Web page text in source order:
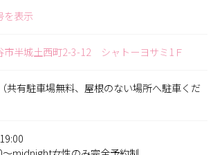
を表示
市半城土西町2-3-12 シャトーヨサミ1Ｆ
共有駐車場無料、屋根のない場所へ駐車くだ